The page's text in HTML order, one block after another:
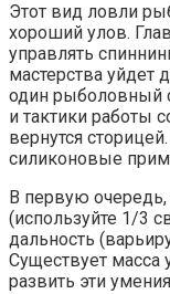
Этот вид ловли
хороший улов.
управлять
мастерства
один рыболовный
и тактики работы
вернутся
силиконовые
В первую очередь,
(используйте 1/3
дальность
Существует масса
развить эти